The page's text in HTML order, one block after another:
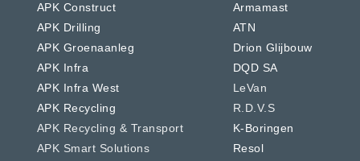
APK Construct
APK Drilling
APK Groenaanleg
APK Infra
APK Infra West
APK Recycling
APK Recycling & Transport
APK Smart Solutions
Armamast
ATN
Drion Glijbouw
DQD SA
LeVan
R.D.V.S
K-Boringen
Resol